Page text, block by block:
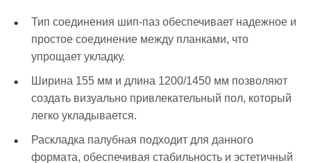
Тип соединения шип-паз обеспечивает надежное и
простое соединение между планками, что
упрощает укладку.
Ширина 155 мм и длина 1200/1450 мм позволяют
создать визуально привлекательный пол, который
легко укладывается.
Раскладка палубная подходит для данного
формата, обеспечивая стабильность и эстетичный